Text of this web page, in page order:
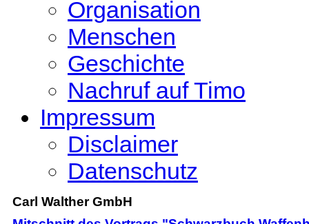
Organisation
Menschen
Geschichte
Nachruf auf Timo
Impressum
Disclaimer
Datenschutz
Carl Walther GmbH